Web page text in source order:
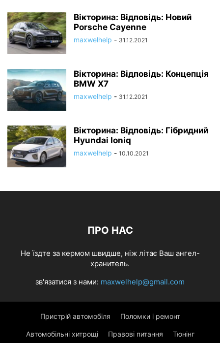
Вікторина: Відповідь: Новий
Porsche Cayenne
maxwelhelp - 31.12.2021
Вікторина: Відповідь: Концепція
BMW X7
maxwelhelp - 31.12.2021
Вікторина: Відповідь: Гібридний
Hyundai Ioniq
maxwelhelp - 10.10.2021
ПРО НАС
Не їздте за кермом швидше, ніж літає Ваш ангел-
хранитель.
зв'язатися з нами: maxwelhelp@gmail.com
Пристрій автомобіля Поломки і ремонт
Автомобільні хитрощі Правові питання Тюнінг